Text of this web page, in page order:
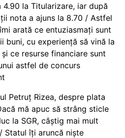
4.90 la Titularizare, iar după
nota a ajuns la 8.70 / Astfel
arată ce entuziasmați sunt
buni, cu experiență să vină la
ce resurse financiare sunt
astfel de concurs
Petruț Rizea, despre plata
mă apuc să strâng sticle
la SGR, câștig mai mult
Statul îți aruncă niște